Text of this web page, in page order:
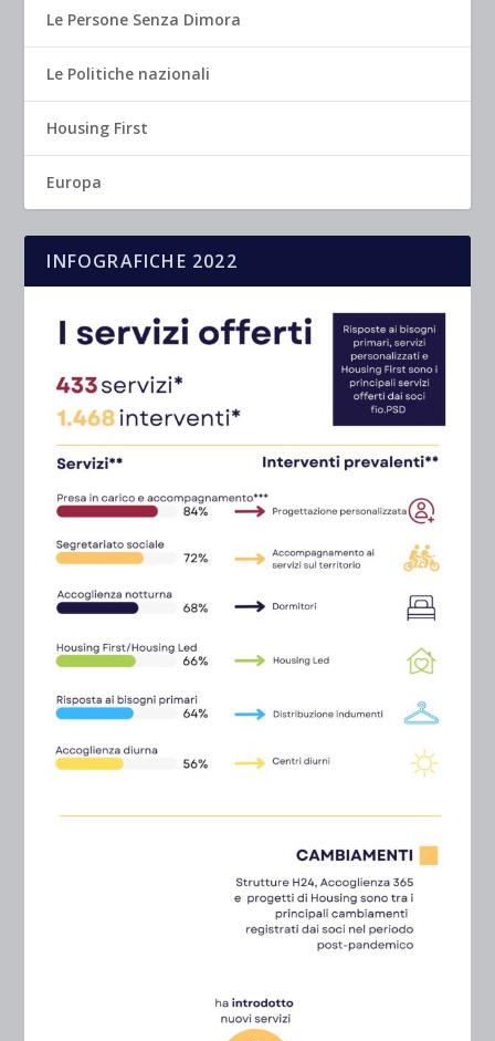
Le Persone Senza Dimora
Le Politiche nazionali
Housing First
Europa
INFOGRAFICHE 2022